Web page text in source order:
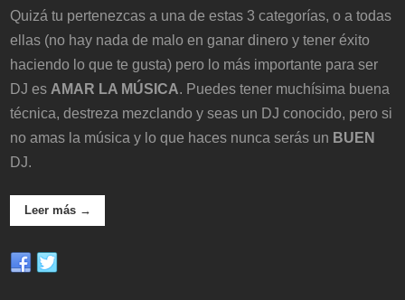
Quizá tu pertenezcas a una de estas 3 categorías, o a todas
ellas (no hay nada de malo en ganar dinero y tener éxito
haciendo lo que te gusta) pero lo más importante para ser
DJ es AMAR LA MÚSICA. Puedes tener muchísima buena
técnica, destreza mezclando y seas un DJ conocido, pero si
no amas la música y lo que haces nunca serás un BUEN
DJ.
Leer más →